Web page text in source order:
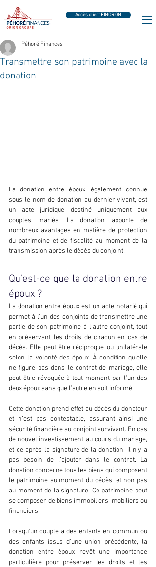
Accès client FINORION
Transmettre son patrimoine avec la
donation
Péhoré Finances
La donation entre époux, également connue
sous le nom de donation au dernier vivant, est
un acte juridique destiné uniquement aux
couples mariés. La donation apporte de
nombreux avantages en matière de protection
du patrimoine et de fiscalité au moment de la
transmission après le décès du conjoint.
Qu'est-ce que la donation entre
époux ?
La donation entre époux est un acte notarié qui
permet à l'un des conjoints de transmettre une
partie de son patrimoine à l'autre conjoint, tout
en préservant les droits de chacun en cas de
décès. Elle peut être réciproque ou unilatérale
selon la volonté des époux. À condition qu’elle
ne figure pas dans le contrat de mariage, elle
peut être révoquée à tout moment par l’un des
deux époux sans que l’autre en soit informé.
Cette donation prend effet au décès du donateur
et n’est pas contestable, assurant ainsi une
sécurité financière au conjoint survivant. En cas
de nouvel investissement au cours du mariage,
et ce après la signature de la donation, il n’y a
pas besoin de l’ajouter dans le contrat. La
donation concerne tous les biens qui composent
le patrimoine au moment du décès, et non pas
au moment de la signature. Ce patrimoine peut
se composer de biens immobiliers, mobiliers ou
financiers.
Lorsqu'un couple a des enfants en commun ou
des enfants issus d'une union précédente, la
donation entre époux revêt une importance
particulière pour préserver les droits et les